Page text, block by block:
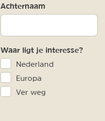
Achternaam
Waar ligt je interesse?
Nederland
Europa
Ver weg